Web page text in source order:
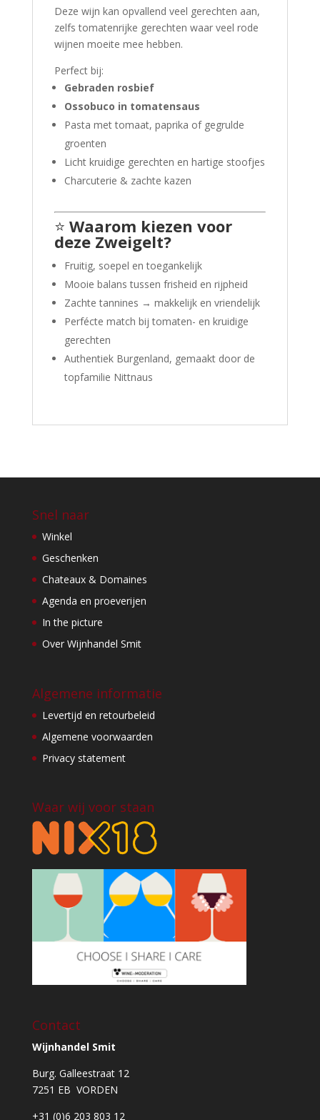
Deze wijn kan opvallend veel gerechten aan,
zelfs tomatenrijke gerechten waar veel rode
wijnen moeite mee hebben.
Perfect bij:
Gebraden rosbief
Ossobuco in tomatensaus
Pasta met tomaat, paprika of gegrulde
groenten
Licht kruidige gerechten en hartige stoofjes
Charcuterie & zachte kazen
⭐ Waarom kiezen voor
deze Zweigelt?
Fruitig, soepel en toegankelijk
Mooie balans tussen frisheid en rijpheid
Zachte tannines → makkelijk en vriendelijk
Perfécte match bij tomaten- en kruidige
gerechten
Authentiek Burgenland, gemaakt door de
topfamilie Nittnaus
Snel naar
Winkel
Geschenken
Chateaux & Domaines
Agenda en proeverijen
In the picture
Over Wijnhandel Smit
Algemene informatie
Levertijd en retourbeleid
Algemene voorwaarden
Privacy statement
Waar wij voor staan
Contact
Wijnhandel Smit
Burg. Galleestraat 12
7251 EB VORDEN
+31 (0)6 203 803 12